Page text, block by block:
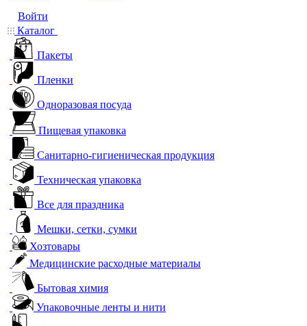
Войти
Каталог
Пакеты
Пленки
Одноразовая посуда
Пищевая упаковка
Санитарно-гигиеническая продукция
Техническая упаковка
Все для праздника
Мешки, сетки, сумки
Хозтовары
Медицинские расходные материалы
Бытовая химия
Упаковочные ленты и нити